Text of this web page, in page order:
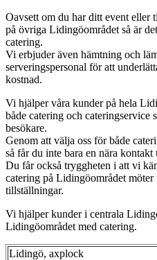
Oavsett om du har ditt event
på övriga Lidingöområdet så är
catering.
Vi erbjuder även hämtning och
serveringspersonal för att
kostnad.
Vi hjälper våra kunder på hela
både catering och cateringservice
besökare.
Genom att välja oss för både
så får du inte bara en nära
Du får också tryggheten i att vi
catering på Lidingöområdet
tillställningar.
Vi hjälper kunder i centrala
Lidingöområdet med catering.
Lidingö, axplock